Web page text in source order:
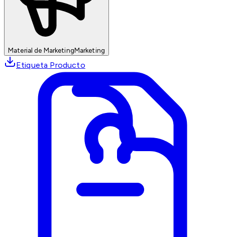
Material de MarketingMarketing
Etiqueta Producto